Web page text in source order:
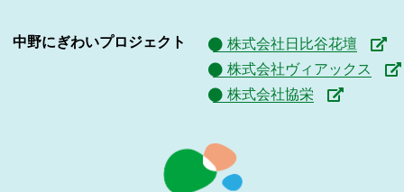
中野にぎわいプロジェクト
株式会社日比谷花壇
株式会社ヴィアックス
株式会社協栄